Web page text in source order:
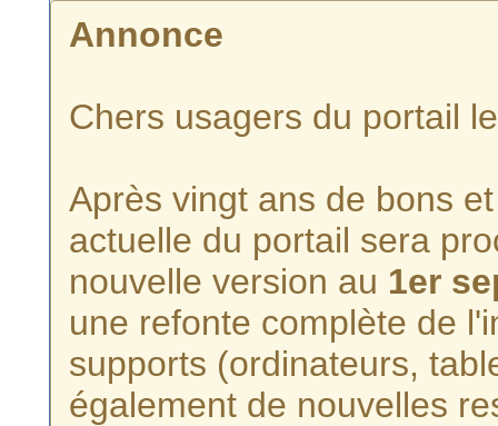
Annonce
Chers usagers du portail
Après vingt ans de bons
actuelle du portail sera
nouvelle version au 1er
une refonte complète de
supports (ordinateurs,
également de nouvelles